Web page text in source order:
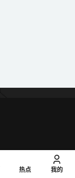
热点 我的